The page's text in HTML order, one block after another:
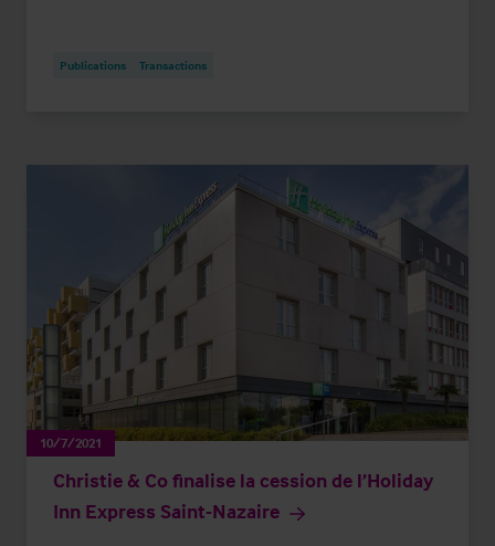
Publications Transactions
10/7/2021
Christie & Co finalise la cession de l’Holiday
Inn Express Saint-Nazaire